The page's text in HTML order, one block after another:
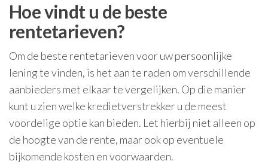
Hoe vindt u de beste
rentetarieven?
Om de beste rentetarieven voor uw persoonlijke
lening te vinden, is het aan te raden om verschillende
aanbieders met elkaar te vergelijken. Op die manier
kunt u zien welke kredietverstrekker u de meest
voordelige optie kan bieden. Let hierbij niet alleen op
de hoogte van de rente, maar ook op eventuele
bijkomende kosten en voorwaarden.